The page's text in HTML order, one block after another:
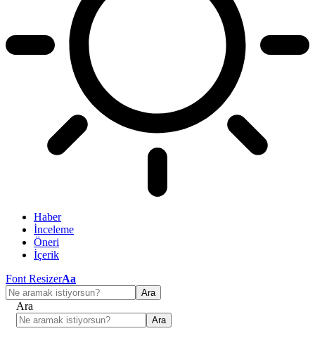
Haber
İnceleme
Öneri
İçerik
Font ResizerAa
Ara